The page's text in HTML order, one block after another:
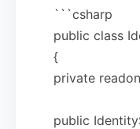
```csharp
public class
{
private
public